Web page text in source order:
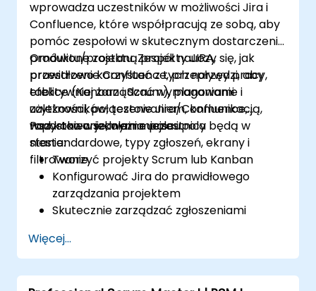
wprowadza uczestników w możliwości Jira i
Confluence, które współpracują ze sobą, aby
pomóc zespołowi w skutecznym dostarczeniu
produktu/projektu. Zespół nauczy się, jak
prawidłowo korzystać z tych narzędzi, aby
efektywniej zarządzać wymaganiami
użytkowników, testowaniem, komunikacją,
wszystko w jednym miejscu.
Omówione zostaną projekty JIRA,
przestrzenie Confluence, przepływy pracy,
tablice (Kanban i Scrum), planowanie i
zależności, połączenie Jira/Confluence,
raportowanie, ważne pola i pola
niestandardowe, typy zgłoszeń, ekrany i
filtrowanie.
Pod koniec szkolenia uczestnicy będą w
stanie:
Tworzyć projekty Scrum lub Kanban
Konfigurować Jira do prawidłowego
zarządzania projektem
Skutecznie zarządzać zgłoszeniami
typów zgłoszeń
Tworzyć przepływy pracy i tablice oraz
rozumieć ich interakcję
Więcej...